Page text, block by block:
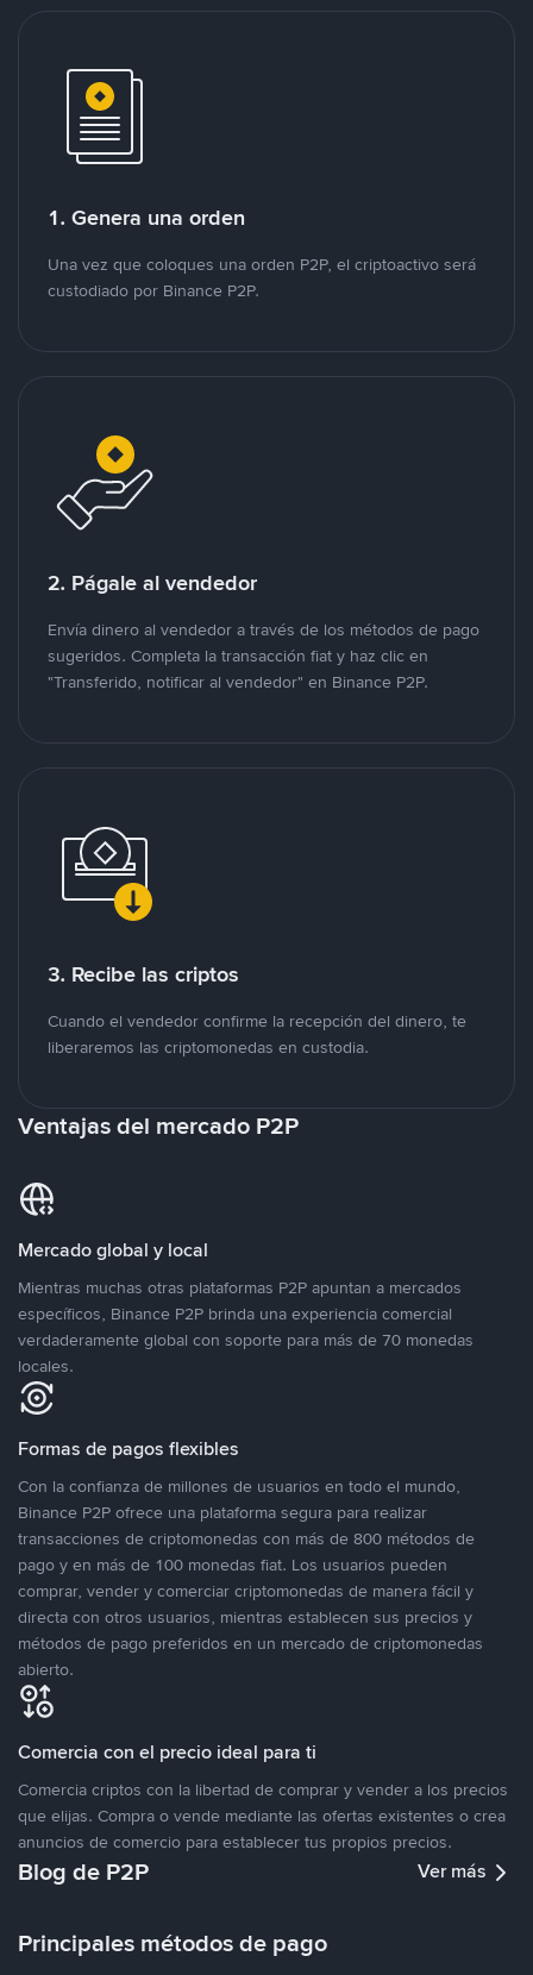
1. Genera una orden
Una vez que coloques una orden P2P, el criptoactivo será
custodiado por Binance P2P.
2. Págale al vendedor
Envía dinero al vendedor a través de los métodos de pago
sugeridos. Completa la transacción fiat y haz clic en
"Transferido, notificar al vendedor" en Binance P2P.
3. Recibe las criptos
Cuando el vendedor confirme la recepción del dinero, te
liberaremos las criptomonedas en custodia.
Ventajas del mercado P2P
Mercado global y local
Mientras muchas otras plataformas P2P apuntan a mercados
específicos, Binance P2P brinda una experiencia comercial
verdaderamente global con soporte para más de 70 monedas
locales.
Formas de pagos flexibles
Con la confianza de millones de usuarios en todo el mundo,
Binance P2P ofrece una plataforma segura para realizar
transacciones de criptomonedas con más de 800 métodos de
pago y en más de 100 monedas fiat. Los usuarios pueden
comprar, vender y comerciar criptomonedas de manera fácil y
directa con otros usuarios, mientras establecen sus precios y
métodos de pago preferidos en un mercado de criptomonedas
abierto.
Comercia con el precio ideal para ti
Comercia criptos con la libertad de comprar y vender a los precios
que elijas. Compra o vende mediante las ofertas existentes o crea
anuncios de comercio para establecer tus propios precios.
Blog de P2P Ver más
Principales métodos de pago